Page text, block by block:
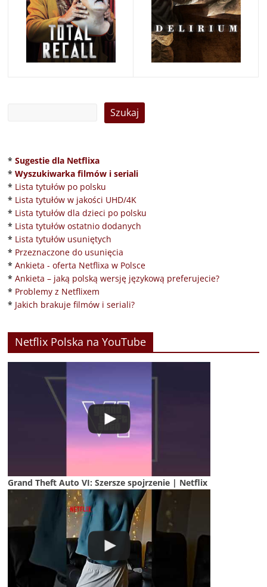
* Sugestie dla Netflixa
* Wyszukiwarka filmów i seriali
* Lista tytułów po polsku
* Lista tytułów w jakości UHD/4K
* Lista tytułów dla dzieci po polsku
* Lista tytułów ostatnio dodanych
* Lista tytułów usuniętych
* Przeznaczone do usunięcia
* Ankieta - oferta Netflixa w Polsce
* Ankieta – jaką polską wersję językową preferujecie?
* Problemy z Netflixem
* Jakich brakuje filmów i seriali?
Netflix Polska na YouTube
Grand Theft Auto VI: Szersze spojrzenie | Netflix